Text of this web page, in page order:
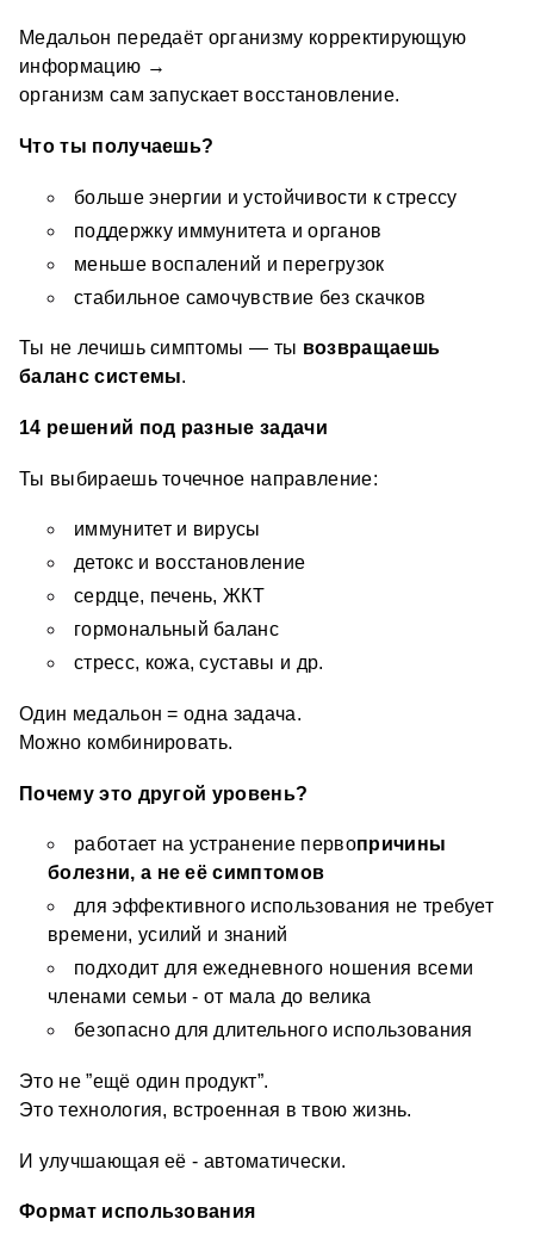
Медальон передаёт организму корректирующую
информацию →
организм сам запускает восстановление.
Что ты получаешь?
больше энергии и устойчивости к стрессу
поддержку иммунитета и органов
меньше воспалений и перегрузок
стабильное самочувствие без скачков
Ты не лечишь симптомы — ты возвращаешь
баланс системы.
14 решений под разные задачи
Ты выбираешь точечное направление:
иммунитет и вирусы
детокс и восстановление
сердце, печень, ЖКТ
гормональный баланс
стресс, кожа, суставы и др.
Один медальон = одна задача.
Можно комбинировать.
Почему это другой уровень?
работает на устранение первопричины
болезни, а не её симптомов
для эффективного использования не требует
времени, усилий и знаний
подходит для ежедневного ношения всеми
членами семьи - от мала до велика
безопасно для длительного использования
Это не ”ещё один продукт”.
Это технология, встроенная в твою жизнь.
И улучшающая её - автоматически.
Формат использования